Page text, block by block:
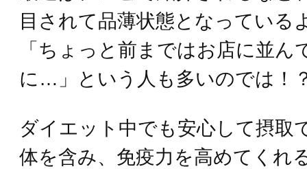
目されて品薄状態となっている
「ちょっと前まではお店に並ん
に…」という人も多いのでは！
ダイエット中でも安心して摂取
体を含み、免疫力を高めてくれ